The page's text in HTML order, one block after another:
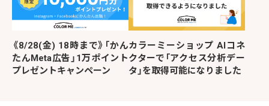
《8/28(金) 18時まで》「かん
たんMeta広告」1万ポイント
プレゼントキャンペーン
カラーミーショップ AIコネ
クターで「アクセス分析デー
タ」を取得可能になりました